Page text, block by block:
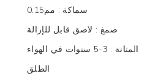
سماكة : مم0.15
صمغ : لاصق قابل للإزالة
المتانة :
3-5 سنوات في الهواء
الطلق